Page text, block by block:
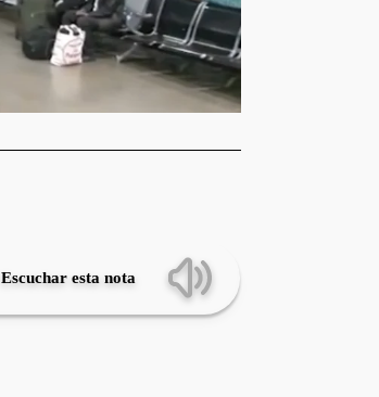
Escuchar esta nota